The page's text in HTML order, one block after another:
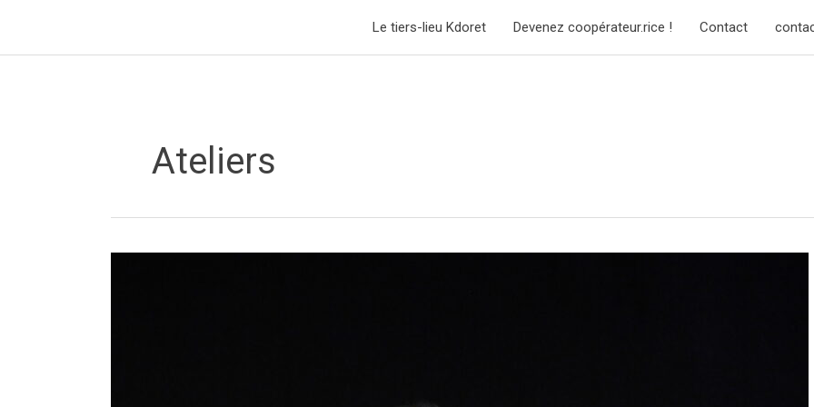
contenu
Le tiers-lieu Kdoret Devenez coopérateur.rice ! Contact
Ateliers